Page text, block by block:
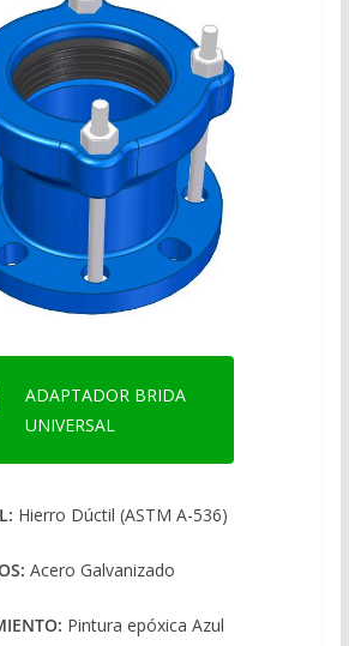
ADAPTADOR BRIDA
UNIVERSAL
Hierro Dúctil (ASTM A-536)
Acero Galvanizado
Pintura epóxica Azul